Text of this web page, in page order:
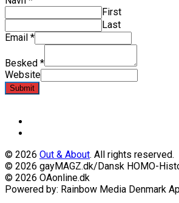
First
Last
Email *
Besked *
Website
Submit
© 2026 Out & About. All rights reserved.
© 2026 gayMAGZ.dk/Dansk HOMO-
© 2026 OAonline.dk
Powered by: Rainbow Media Denmark